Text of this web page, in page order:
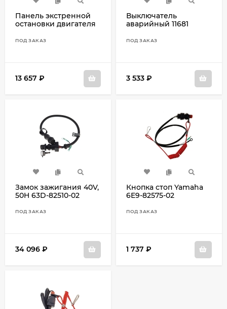
Панель экстренной
остановки двигателя
ПОД ЗАКАЗ
13 657 ₽
Выключатель
аварийный 11681
ПОД ЗАКАЗ
3 533 ₽
Замок зажигания 40V,
50H 63D-82510-02
ПОД ЗАКАЗ
34 096 ₽
Кнопка стоп Yamaha
6E9-82575-02
ПОД ЗАКАЗ
1 737 ₽